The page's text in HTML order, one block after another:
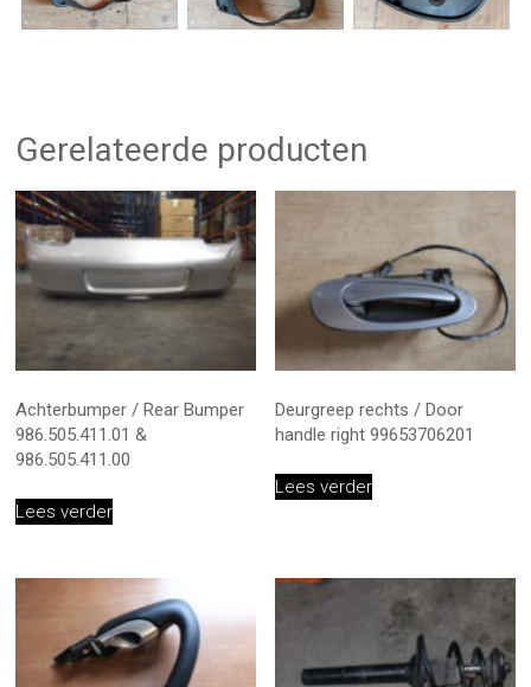
Gerelateerde producten
Achterbumper / Rear Bumper
986.505.411.01 &
986.505.411.00
Lees verder
Deurgreep rechts / Door
handle right 99653706201
Lees verder